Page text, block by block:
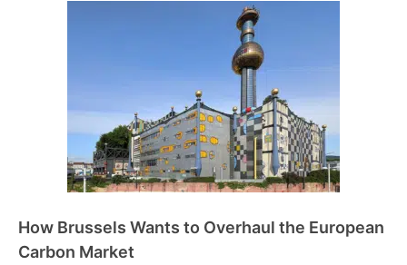
How Brussels Wants to Overhaul the European
Carbon Market